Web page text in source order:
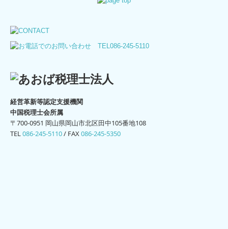
経営革新等認定支援機関
中国税理士会所属
〒700-0951 岡山県岡山市北区田中105番地108
TEL086-245-5110/ FAX086-245-5350